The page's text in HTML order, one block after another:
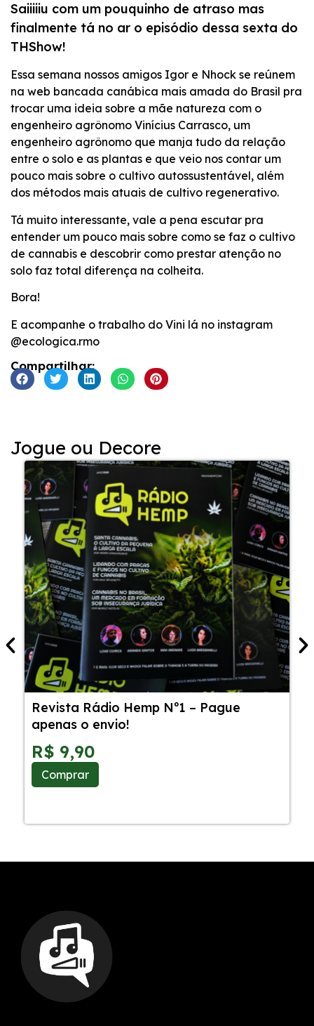
FEED RSS
LINK
Saiiiiiu com um pouquinho de atraso mas
finalmente tá no ar o episódio dessa sexta do
THShow!
Essa semana nossos amigos Igor e Nhock se reúnem
na web bancada canábica mais amada do Brasil pra
trocar uma ideia sobre a mãe natureza com o
engenheiro agrônomo Vinícius Carrasco, um
engenheiro agrônomo que manja tudo da relação
entre o solo e as plantas e que veio nos contar um
pouco mais sobre o cultivo autossustentável, além
dos métodos mais atuais de cultivo regenerativo.
Tá muito interessante, vale a pena escutar pra
entender um pouco mais sobre como se faz o cultivo
de cannabis e descobrir como prestar atenção no
solo faz total diferença na colheita.
Bora!
E acompanhe o trabalho do Vini lá no instagram
@ecologica.rmo
Compartilhar:
Jogue ou Decore
Revista Rádio Hemp Nº1 – Pague
apenas o envio!
R$ 9,90
Comprar